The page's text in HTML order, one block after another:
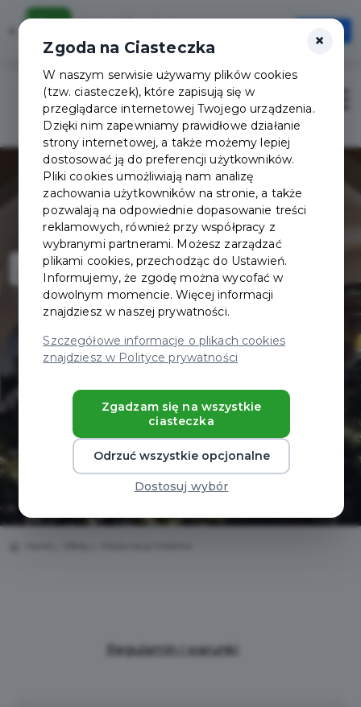
Szybciej, wygodniej, zawsze pod ręką
Otwórz
Zaloguj
Regulamin i warunki
×
Zgoda na Ciasteczka
W naszym serwisie używamy plików cookies
(tzw. ciasteczek), które zapisują się w
przeglądarce internetowej Twojego urządzenia.
Dzięki nim zapewniamy prawidłowe działanie
strony internetowej, a także możemy lepiej
dostosować ją do preferencji użytkowników.
Pliki cookies umożliwiają nam analizę
zachowania użytkowników na stronie, a także
pozwalają na odpowiednie dopasowanie treści
reklamowych, również przy współpracy z
wybranymi partnerami. Możesz zarządzać
plikami cookies, przechodząc do Ustawień.
Informujemy, że zgodę można wycofać w
dowolnym momencie. Więcej informacji
znajdziesz w naszej prywatności.
Szczegółowe informacje o plikach cookies
znajdziesz w Polityce prywatności
Zgadzam się na wszystkie
ciasteczka
Odrzuć wszystkie opcjonalne
Dostosuj wybór